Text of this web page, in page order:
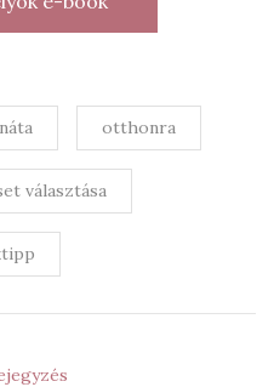
otthonra
választása